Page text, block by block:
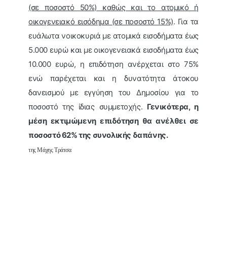
(σε ποσοστό 50%) καθώς και το ατομικό ή
οικογενειακό εισόδημα (σε ποσοστό 15%). Για τα
ευάλωτα νοικοκυριά με ατομικά εισοδήματα έως
5.000 ευρώ και με οικογενειακά εισοδήματα έως
10.000 ευρώ, η επιδότηση ανέρχεται στο 75%
ενώ παρέχεται και η δυνατότητα άτοκου
δανεισμού με εγγύηση του Δημοσίου για το
ποσοστό της ίδιας συμμετοχής. Γενικότερα, η
μέση εκτιμώμενη επιδότηση θα ανέλθει σε
ποσοστό 62% της συνολικής δαπάνης.
της Μάχης Τράτσα